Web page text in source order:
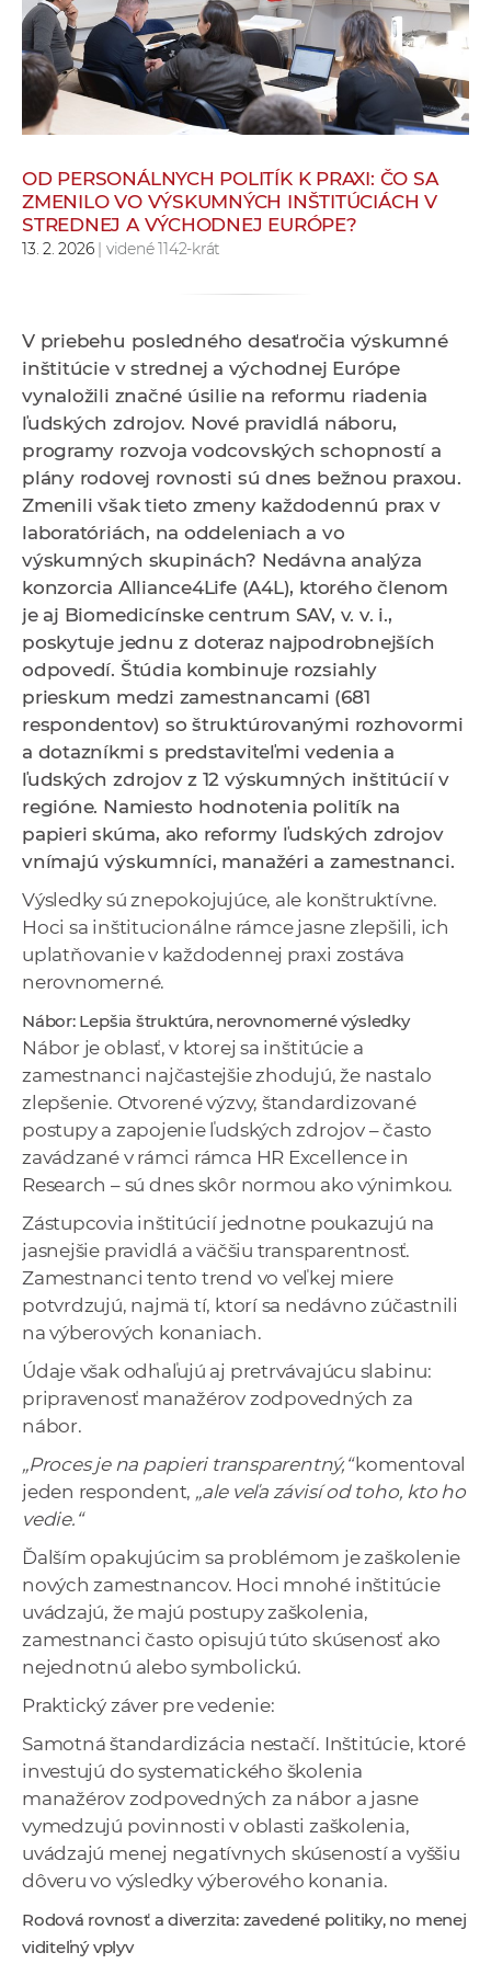
e
v
p
r
a
o
v
a
h
p
r
a
o
v
í
c
S
V
OD PERSONÁLNYCH POLITÍK K PRAXI: ČO SA
ZMENILO VO VÝSKUMNÝCH INŠTITÚCIÁCH V
STREDNEJ A VÝCHODNEJ EURÓPE?
13. 2. 2026| videné 1142-krát
V priebehu posledného desaťročia výskumné
inštitúcie v strednej a východnej Európe
vynaložili značné úsilie na reformu riadenia
ľudských zdrojov. Nové pravidlá náboru,
programy rozvoja vodcovských schopností a
plány rodovej rovnosti sú dnes bežnou praxou.
Zmenili však tieto zmeny každodennú prax v
laboratóriách, na oddeleniach a vo
výskumných skupinách? Nedávna analýza
konzorcia Alliance4Life (A4L), ktorého členom
je aj Biomedicínske centrum SAV, v. v. i.,
poskytuje jednu z doteraz najpodrobnejších
odpovedí. Štúdia kombinuje rozsiahly
prieskum medzi zamestnancami (681
respondentov) so štruktúrovanými rozhovormi
a dotazníkmi s predstaviteľmi vedenia a
ľudských zdrojov z 12 výskumných inštitúcií v
regióne. Namiesto hodnotenia politík na
papieri skúma, ako reformy ľudských zdrojov
vnímajú výskumníci, manažéri a zamestnanci.
Výsledky sú znepokojujúce, ale konštruktívne.
Hoci sa inštitucionálne rámce jasne zlepšili, ich
uplatňovanie v každodennej praxi zostáva
nerovnomerné.
Nábor: Lepšia štruktúra, nerovnomerné výsledky
Nábor je oblasť, v ktorej sa inštitúcie a
zamestnanci najčastejšie zhodujú, že nastalo
zlepšenie. Otvorené výzvy, štandardizované
postupy a zapojenie ľudských zdrojov – často
zavádzané v rámci rámca HR Excellence in
Research – sú dnes skôr normou ako výnimkou.
Zástupcovia inštitúcií jednotne poukazujú na
jasnejšie pravidlá a väčšiu transparentnosť.
Zamestnanci tento trend vo veľkej miere
potvrdzujú, najmä tí, ktorí sa nedávno zúčastnili
na výberových konaniach.
Údaje však odhaľujú aj pretrvávajúcu slabinu:
pripravenosť manažérov zodpovedných za
nábor.
„Proces je na papieri transparentný,“komentoval
jeden respondent, „ale veľa závisí od toho, kto ho
vedie.“
Ďalším opakujúcim sa problémom je zaškolenie
nových zamestnancov. Hoci mnohé inštitúcie
uvádzajú, že majú postupy zaškolenia,
zamestnanci často opisujú túto skúsenosť ako
nejednotnú alebo symbolickú.
Praktický záver pre vedenie:
Samotná štandardizácia nestačí. Inštitúcie, ktoré
investujú do systematického školenia
manažérov zodpovedných za nábor a jasne
vymedzujú povinnosti v oblasti zaškolenia,
uvádzajú menej negatívnych skúseností a vyššiu
dôveru vo výsledky výberového konania.
Rodová rovnosť a diverzita: zavedené politiky, no menej
viditeľný vplyv